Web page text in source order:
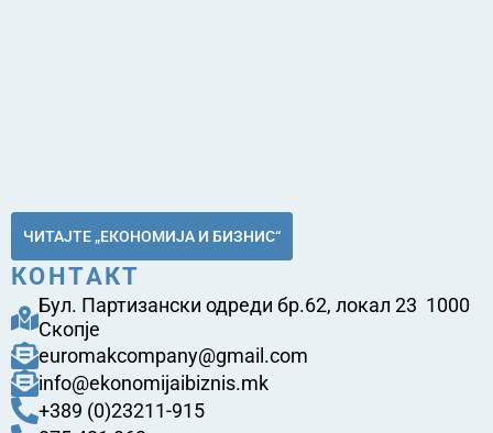
ЧИТАЈТЕ „ЕКОНОМИЈА И БИЗНИС“
КОНТАКТ
Бул. Партизански одреди бр.62, локал 23 1000
Скопје
euromakcompany@gmail.com
info@ekonomijaibiznis.mk
+389 (0)23211-915